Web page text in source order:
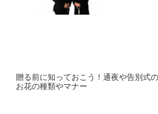
贈る前に知っておこう！通夜や告別式の
お花の種類やマナー